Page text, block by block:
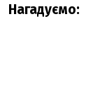
Нагадуємо: